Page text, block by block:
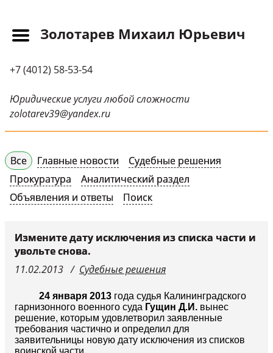
Прайс-лист
Новости
Обращения
Научные публикации
Контактная
Судебные решения
Золотарев Михаил Юрьевич
+7 (4012) 58-53-54
Юридические услуги любой сложности
zolotarev39@yandex.ru
Все Главные новости
Судебные решения
Прокуратура
Аналитический раздел
Объявления и ответы
Поиск
Измените дату исключения из списка части и
увольте снова.
11.02.2013
Судебные решения
24 января 2013 года судья Калининградского
гарнизонного военного суда Гущин Д.И. вынес
решение, которым удовлетворил заявленные
требования частично и определил для
заявительницы новую дату исключения из списков